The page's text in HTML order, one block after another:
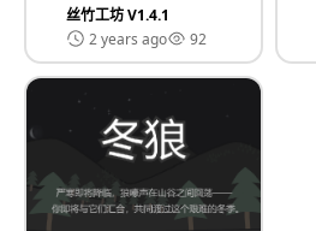
丝竹工坊 V1.4.1
2 years ago
92